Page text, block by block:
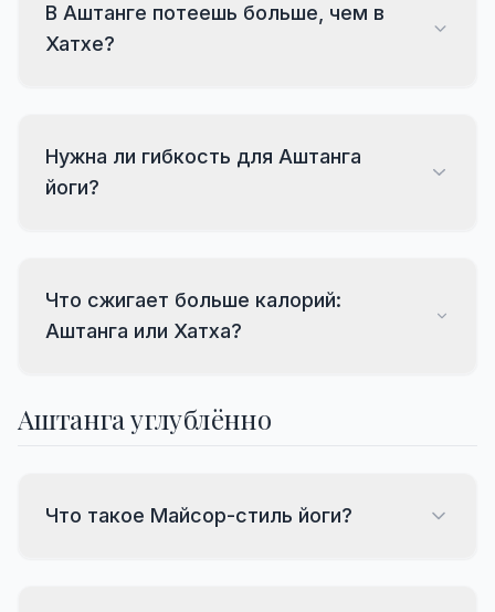
В Аштанге потеешь больше, чем в
Хатхе?
Нужна ли гибкость для Аштанга
йоги?
Что сжигает больше калорий:
Аштанга или Хатха?
Аштанга углублённо
Что такое Майсор-стиль йоги?